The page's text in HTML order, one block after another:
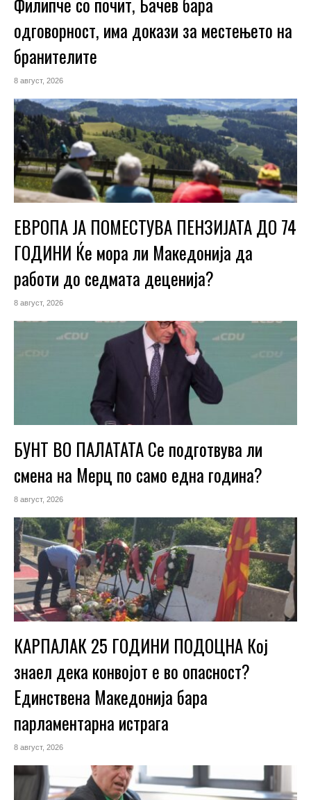
одговорност, има докази за местењето на
бранителите
8 август, 2026
ЕВРОПА ЈА ПОМЕСТУВА ПЕНЗИЈАТА ДО 74
ГОДИНИ Ќе мора ли Македонија да
работи до седмата деценија?
8 август, 2026
БУНТ ВО ПАЛАТАТА Се подготвува ли
смена на Мерц по само една година?
8 август, 2026
КАРПАЛАК 25 ГОДИНИ ПОДОЦНА Кој
знаел дека конвојот е во опасност?
Единствена Македoнија бара
парламентарна истрага
8 август, 2026